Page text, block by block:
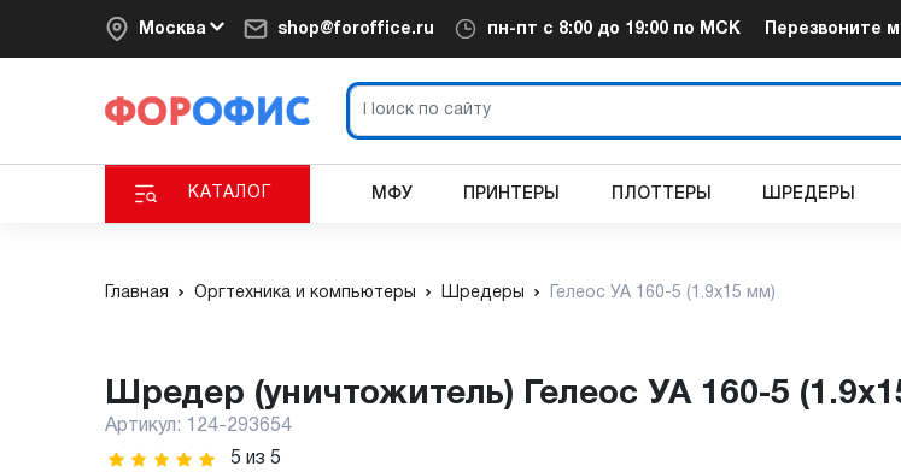
Москва shop@foroffice.ru пн-пт с 8:00 до 19:00 по МСК Перезвоните
КАТАЛОГ МФУ ПРИНТЕРЫ ПЛОТТЕРЫ ШРЕДЕРЫ
Главная Оргтехника и компьютеры Шредеры Гелеос УА 160-5 (1.9x15 мм)
Шредер (уничтожитель) Гелеос УА 160-5
Артикул:
124-293654
5 из 5